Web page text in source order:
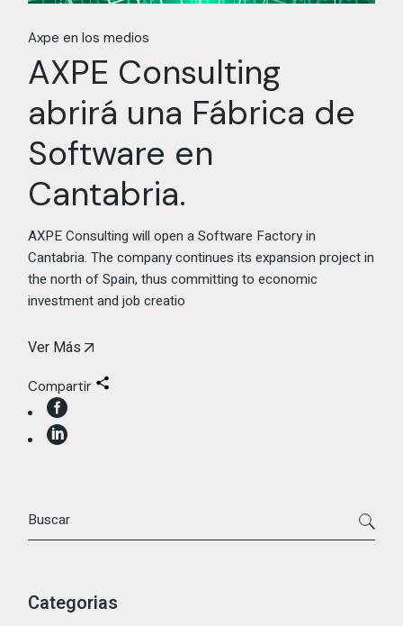
Axpe en los medios
AXPE Consulting
abrirá una Fábrica de
Software en
Cantabria.
AXPE Consulting will open a Software Factory in
Cantabria. The company continues its expansion project in
the north of Spain, thus committing to economic
investment and job creatio
Ver Más
Compartir
Categorias